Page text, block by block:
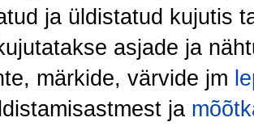
ja üldistatud kujutis
asjade ja
märkide, värvide jm
ja